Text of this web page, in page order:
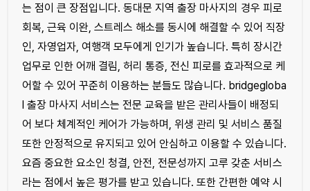
는 점이 큰 장점입니다. 동대문 지역 출장 마사지의 경우 피로
회복, 근육 이완, 스트레스 해소를 동시에 해결할 수 있어 직장
인, 자영업자, 여행객 모두에게 인기가 높습니다. 특히 장시간
업무로 인한 어깨 결림, 허리 통증, 전신 피로를 효과적으로 케
어할 수 있어 꾸준히 이용하는 분들도 많습니다. bridgegloba
l 출장 마사지 서비스는 전문 교육을 받은 관리사들이 배정되
어 보다 체계적인 케어가 가능하며, 위생 관리 및 서비스 품질
또한 안정적으로 유지되고 있어 안심하고 이용할 수 있습니다.
요즘 중요한 요소인 청결, 안전, 전문성까지 고루 갖춘 서비스
라는 점에서 높은 평가를 받고 있습니다. 또한 간편한 예약 시